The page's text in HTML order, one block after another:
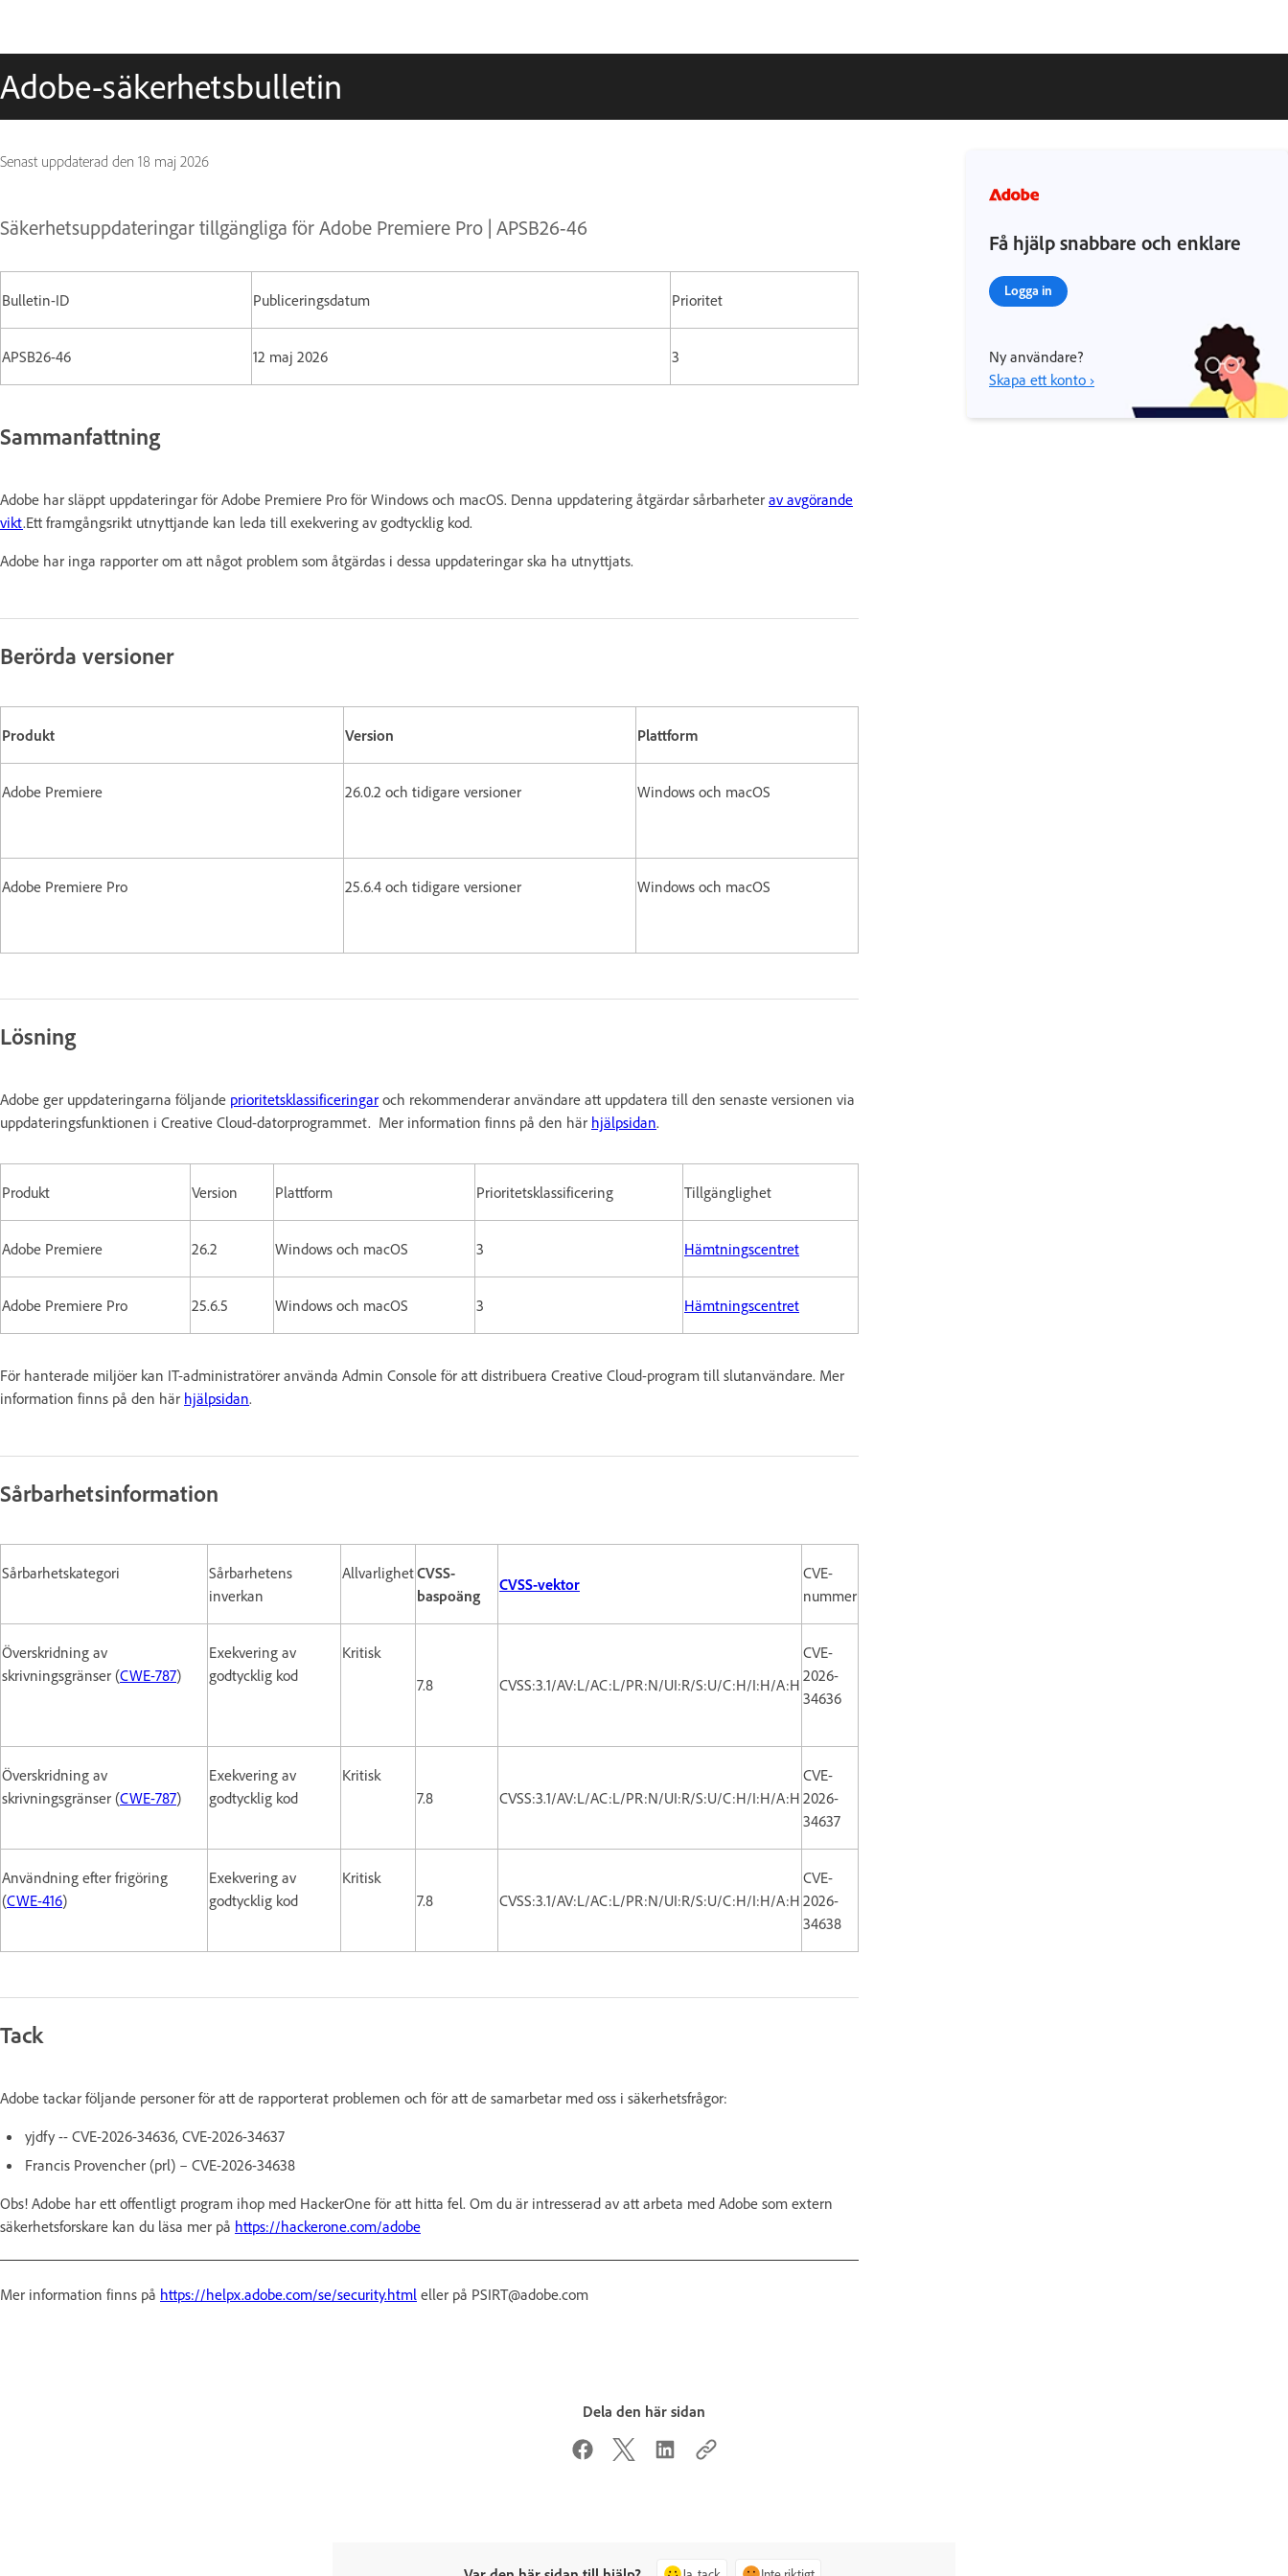
Adobe-säkerhetsbulletin
Senast uppdaterad den 18 maj 2026
Säkerhetsuppdateringar tillgängliga för Adobe Premiere Pro | APSB26-46
Bulletin-ID Publiceringsdatum Prioritet
APSB26-46 12 maj 2026 3
Sammanfattning
Adobe har släppt uppdateringar för Adobe Premiere Pro för Windows och macOS. Denna uppdatering åtgärdar sårbarheter av avgörande
vikt.Ett framgångsrikt utnyttjande kan leda till exekvering av godtycklig kod.
Adobe har inga rapporter om att något problem som åtgärdas i dessa uppdateringar ska ha utnyttjats.
Berörda versioner
Produkt Version Plattform
Adobe Premiere 26.0.2 och tidigare versioner Windows och macOS
Adobe Premiere Pro 25.6.4 och tidigare versioner Windows och macOS
Lösning
Adobe ger uppdateringarna följande prioritetsklassificeringar och rekommenderar användare att uppdatera till den senaste versionen via
uppdateringsfunktionen i Creative Cloud-datorprogrammet. Mer information finns på den här hjälpsidan.
Produkt Version Plattform Prioritetsklassificering Tillgänglighet
Adobe Premiere 26.2 Windows och macOS 3 Hämtningscentret
Adobe Premiere Pro 25.6.5 Windows och macOS 3 Hämtningscentret
För hanterade miljöer kan IT-administratörer använda Admin Console för att distribuera Creative Cloud-program till slutanvändare. Mer
information finns på den här hjälpsidan.
Sårbarhetsinformation
Sårbarhetskategori
Sårbarhetens
inverkan
AllvarlighetCVSS-
baspoäng
CVSS-vektor
CVE-
nummer
Överskridning av
skrivningsgränser (CWE-787)
Exekvering av
godtycklig kod
Kritisk
7.8
CVSS:3.1/AV:L/AC:L/PR:N/UI:R/S:U/C:H/I:H/A:H
CVE-
2026-
34636
Överskridning av
skrivningsgränser (CWE-787)
Exekvering av
godtycklig kod
Kritisk
7.8
CVSS:3.1/AV:L/AC:L/PR:N/UI:R/S:U/C:H/I:H/A:H
CVE-
2026-
34637
Användning efter frigöring
(CWE-416)
Exekvering av
godtycklig kod
Kritisk
7.8
CVSS:3.1/AV:L/AC:L/PR:N/UI:R/S:U/C:H/I:H/A:H
CVE-
2026-
34638
Tack
Adobe tackar följande personer för att de rapporterat problemen och för att de samarbetar med oss i säkerhetsfrågor:
yjdfy -- CVE-2026-34636, CVE-2026-34637
Francis Provencher (prl) – CVE-2026-34638
Obs! Adobe har ett offentligt program ihop med HackerOne för att hitta fel. Om du är intresserad av att arbeta med Adobe som extern
säkerhetsforskare kan du läsa mer på https://hackerone.com/adobe
Mer information finns på https://helpx.adobe.com/se/security.html eller på PSIRT@adobe.com
Få hjälp snabbare och enklare
Logga in
Ny användare?
Skapa ett konto ›
Dela den här sidan